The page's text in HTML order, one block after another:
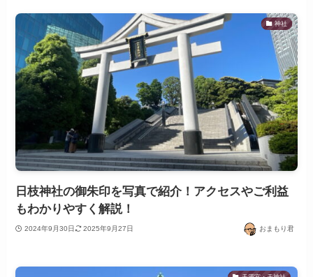
神社
日枝神社の御朱印を写真で紹介！アクセスやご利益
もわかりやすく解説！
2024年9月30日 2025年9月27日 おまもり君